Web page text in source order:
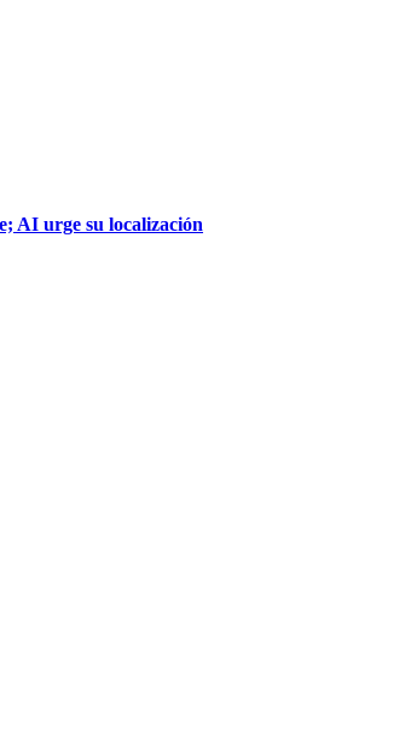
AI urge su localización